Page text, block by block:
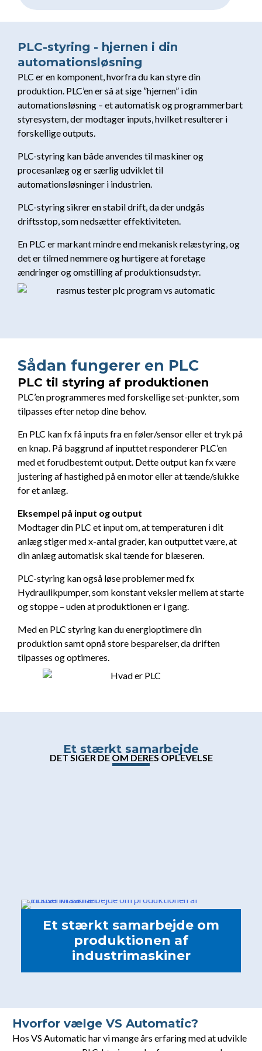
PLC-styring - hjernen i din
automationsløsning
PLC er en komponent, hvorfra du kan styre din
produktion. PLC’en er så at sige ”hjernen” i din
automationsløsning – et automatisk og programmerbart
styresystem, der modtager inputs, hvilket resulterer i
forskellige outputs.
PLC-styring kan både anvendes til maskiner og
procesanlæg og er særlig udviklet til
automationsløsninger i industrien.
PLC-styring sikrer en stabil drift, da der undgås
driftsstop, som nedsætter effektiviteten.
En PLC er markant mindre end mekanisk relæstyring, og
det er tilmed nemmere og hurtigere at foretage
ændringer og omstilling af produktionsudstyr.
Sådan fungerer en PLC
PLC til styring af produktionen
PLC’en programmeres med forskellige set-punkter, som
tilpasses efter netop dine behov.
En PLC kan fx få inputs fra en føler/sensor eller et tryk på
en knap. På baggrund af inputtet responderer PLC’en
med et forudbestemt output. Dette output kan fx være
justering af hastighed på en motor eller at tænde/slukke
for et anlæg.
Eksempel på input og output
Modtager din PLC et input om, at temperaturen i dit
anlæg stiger med x-antal grader, kan outputtet være, at
din anlæg automatisk skal tænde for blæseren.
PLC-styring kan også løse problemer med fx
Hydraulikpumper, som konstant veksler mellem at starte
og stoppe – uden at produktionen er i gang.
Med en PLC styring kan du energioptimere din
produktion samt opnå store besparelser, da driften
tilpasses og optimeres.
Et stærkt samarbejde
DET SIGER DE OM DERES OPLEVELSE
Et stærkt samarbejde om
produktionen af
industrimaskiner
Hvorfor vælge VS Automatic?
Hos VS Automatic har vi mange års erfaring med at udvikle